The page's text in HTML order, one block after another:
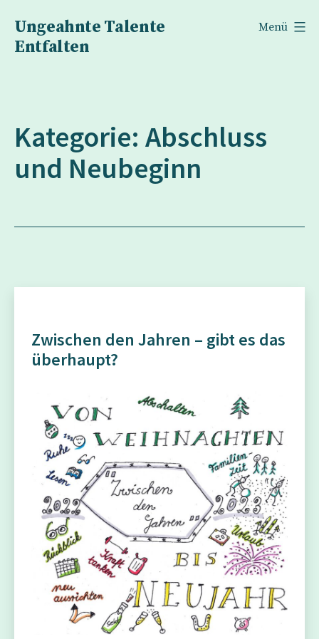
Inhalt
springen
Ungeahnte Talente
Entfalten
Menü
Kategorie: Abschluss
und Neubeginn
Zwischen den Jahren – gibt es das
überhaupt?